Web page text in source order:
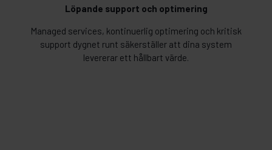
Löpande support och optimering
Managed services, kontinuerlig optimering och kritisk
support dygnet runt säkerställer att dina system
levererar ett hållbart värde.